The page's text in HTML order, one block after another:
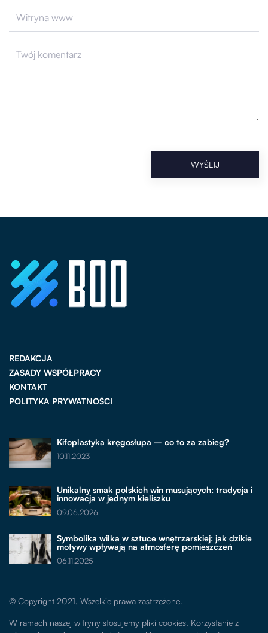
REDAKCJA
ZASADY WSPÓŁPRACY
KONTAKT
POLITYKA PRYWATNOŚCI
Kifoplastyka kręgosłupa – co to za zabieg?
10.11.2023
Unikalny smak polskich win musujących: tradycja i
innowacja w jednym kieliszku
09.06.2026
Symbolika wilka w sztuce wnętrzarskiej: jak dzikie
motywy wpływają na atmosferę pomieszczeń
06.11.2025
© Copyright 2021. Wszelkie prawa zastrzeżone.
W ramach naszej witryny stosujemy pliki cookies. Korzystanie z